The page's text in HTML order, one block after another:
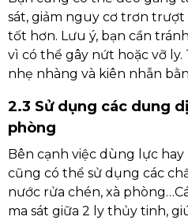
sát, giảm nguy cơ trơn
tốt hơn. Lưu ý, bạn cần
vì có thể gây nứt hoặc vỡ ly.
nhẹ nhàng và kiên nhẫn
2.3 Sử dụng các dung
phòng
Bên cạnh việc dùng lực
cũng có thể sử dụng các
nước rửa chén, xà
ma sát giữa 2 ly thủy tinh,